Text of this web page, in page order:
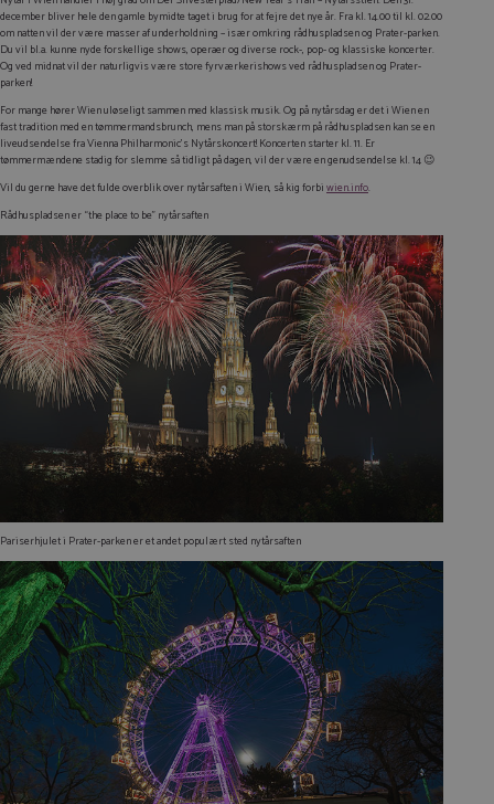
december bliver hele den gamle bymidte taget i brug for at fejre det nye år. Fra kl. 14.00 til kl. 02.00
om natten vil der være masser af underholdning – især omkring rådhuspladsen og Prater-parken.
Du vil bl.a. kunne nyde forskellige shows, operaer og diverse rock-, pop- og klassiske koncerter.
Og ved midnat vil der naturligvis være store fyrværkerishows ved rådhuspladsen og Prater-
parken!
For mange hører Wien uløseligt sammen med klassisk musik. Og på nytårsdag er det i Wien en
fast tradition med en tømmermandsbrunch, mens man på storskærm på rådhuspladsen kan se en
liveudsendelse fra Vienna Philharmonic’s Nytårskoncert! Koncerten starter kl. 11. Er
tømmermændene stadig for slemme så tidligt på dagen, vil der være en genudsendelse kl. 14 😉
Vil du gerne have det fulde overblik over nytårsaften i Wien, så kig forbiwien.info.
Rådhuspladsen er “the place to be” nytårsaften
Pariserhjulet i Prater-parken er et andet populært sted nytårsaften